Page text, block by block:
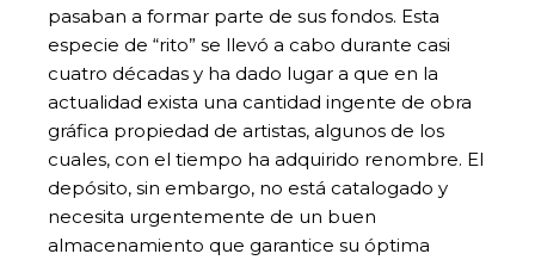
pasaban a formar parte de sus fondos. Esta
especie de “rito” se llevó a cabo durante casi
cuatro décadas y ha dado lugar a que en la
actualidad exista una cantidad ingente de obra
gráfica propiedad de artistas, algunos de los
cuales, con el tiempo ha adquirido renombre. El
depósito, sin embargo, no está catalogado y
necesita urgentemente de un buen
almacenamiento que garantice su óptima